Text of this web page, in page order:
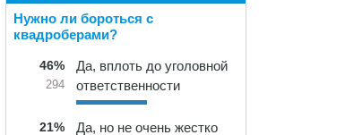
Нужно ли бороться с
квадроберами?
46%
294
Да, вплоть до уголовной
ответственности
21% Да, но не очень жестко